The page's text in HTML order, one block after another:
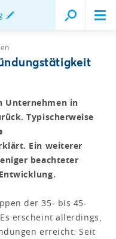
Unternehmen in
Typischerweise
Ein weiterer
beachteter
der 35- bis 45-
erscheint allerdings,
erreicht: Seit